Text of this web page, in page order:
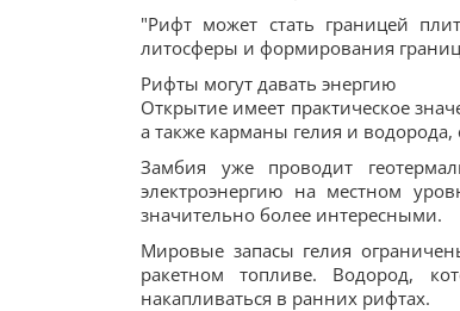
"Рифт может стать границей
литосферы и формирования
Рифты могут давать энергию
Открытие имеет практическое
а также карманы гелия и
Замбия уже проводит
электроэнергию на местном
значительно более интересными.
Мировые запасы гелия
ракетном топливе. Водород,
накапливаться в ранних рифтах.